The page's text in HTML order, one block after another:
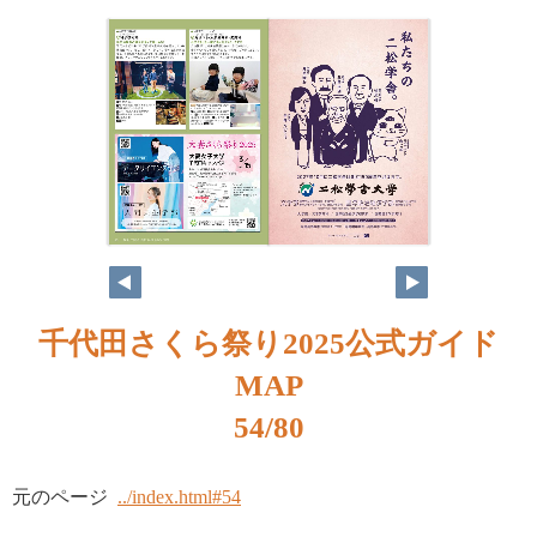
千代田さくら祭り2025公式ガイド
MAP
54/80
元のページ ../index.html#54